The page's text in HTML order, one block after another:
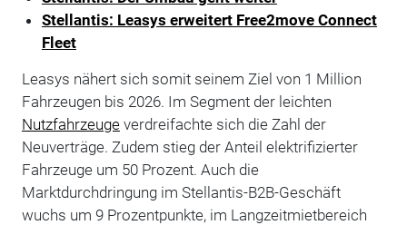
Stellantis: Leasys erweitert Free2move Connect
Fleet
Leasys nähert sich somit seinem Ziel von 1 Million
Fahrzeugen bis 2026. Im Segment der leichten
Nutzfahrzeugeverdreifachte sich die Zahl der
Neuverträge. Zudem stieg der Anteil elektrifizierter
Fahrzeuge um 50 Prozent. Auch die
Marktdurchdringung im Stellantis-B2B-Geschäft
wuchs um 9 Prozentpunkte, im Langzeitmietbereich